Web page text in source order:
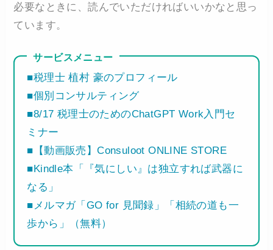
必要なときに、読んでいただければいいかなと思っ
ています。
サービスメニュー
■税理士 植村 豪のプロフィール
■個別コンサルティング
■8/17 税理士のためのChatGPT Work入門セ
ミナー
■【動画販売】Consuloot ONLINE STORE
■Kindle本「『気にしい』は独立すれば武器に
なる」
■メルマガ「GO for 見聞録」「相続の道も一
歩から」（無料）